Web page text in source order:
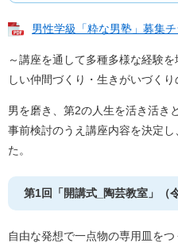
男性学級「粋な男塾」募集
～講座を通して多種多様な経験
しい仲間づくり・生きがいづく
男を磨き、第2の人生を活き活き
事前検討のうえ講座内容を決定
た。
第1回「開講式_陶芸教室」（
自由な発想で一点物の専用皿を